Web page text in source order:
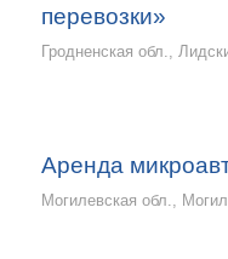
перевозки»
Гродненская обл.,
Аренда
Могилевская обл.,